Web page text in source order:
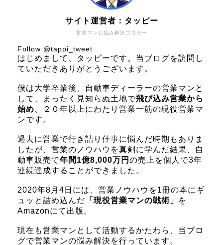
営業マンお悩み解決ブロガー
サイト運営者：タッピー
Follow @tappi_tweet
はじめまして、タッピーです。当ブログを訪問し
ていただきありがとうございます。
僕は大学卒業後、自動車ディーラーの営業マンと
して、まったく見知らぬ土地で飛び込み営業から
始め 、２０年以上にわたり営業一筋の現役営業マ
ンです。
過去に営業で行き詰り仕事に悩んだ時期もありま
したが、営業のノウハウを真剣に学んだ結果、自
動車販売で年間1億8,000万円 の売上を個人で3年
連続達成することができました。
2020年8月4日には、営業ノウハウを1冊の本にギ
ュッと詰め込んだ 「現役営業マンの戦術」
を
Amazonにて出版。
現在も営業マンとして活動するかたわら、当ブロ
グで営業マンの悩み解決を行っています。